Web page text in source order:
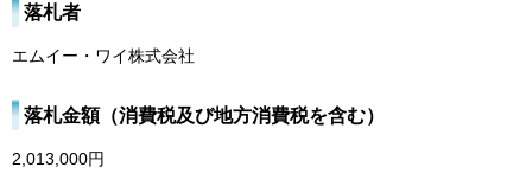
落札者
エムイー・ワイ株式会社
落札金額（消費税及び地方消費税を含む）
2,013,000円